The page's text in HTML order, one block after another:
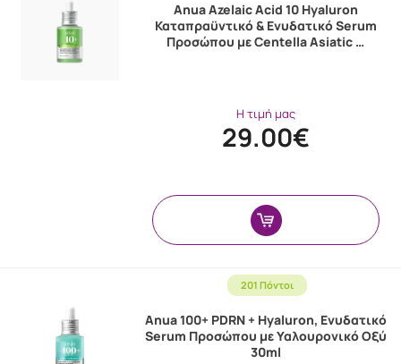
Anua Azelaic Acid 10 Hyaluron
Καταπραϋντικό & Ενυδατικό Serum
Προσώπου με Centella Asiatic …
Η τιμή μας
29.00€
201 Πόντοι
Anua 100+ PDRN + Hyaluron, Ενυδατικό
Serum Προσώπου με Υαλουρονικό Οξύ
30ml